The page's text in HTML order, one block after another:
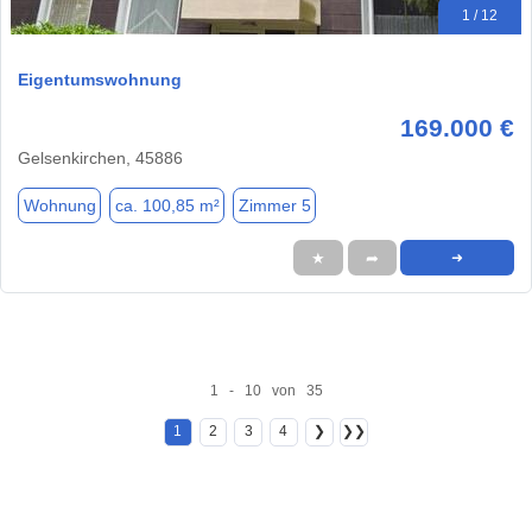
1 / 12
Eigentumswohnung
169.000 €
Gelsenkirchen, 45886
Wohnung ca. 100,85 m² Zimmer 5
★ ➦ ➜
1 - 10 von 35
1 2 3 4 ❯ ❯❯